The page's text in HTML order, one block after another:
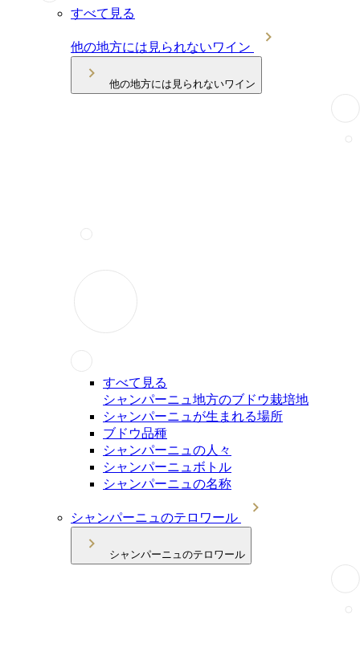
すべて見る
他の地方には見られないワイン
他の地方には見られないワイン
すべて見る
シャンパーニュ地方のブドウ栽培地
シャンパーニュが生まれる場所
ブドウ品種
シャンパーニュの人々
シャンパーニュボトル
シャンパーニュの名称
シャンパーニュのテロワール
シャンパーニュのテロワール